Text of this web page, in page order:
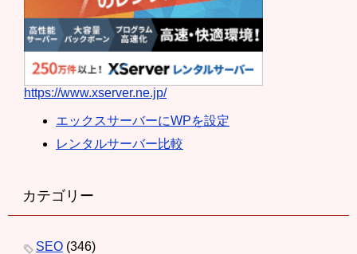
https://www.xserver.ne.jp/
エックスサーバーにWPを設定
レンタルサーバー比較
カテゴリー
SEO (346)